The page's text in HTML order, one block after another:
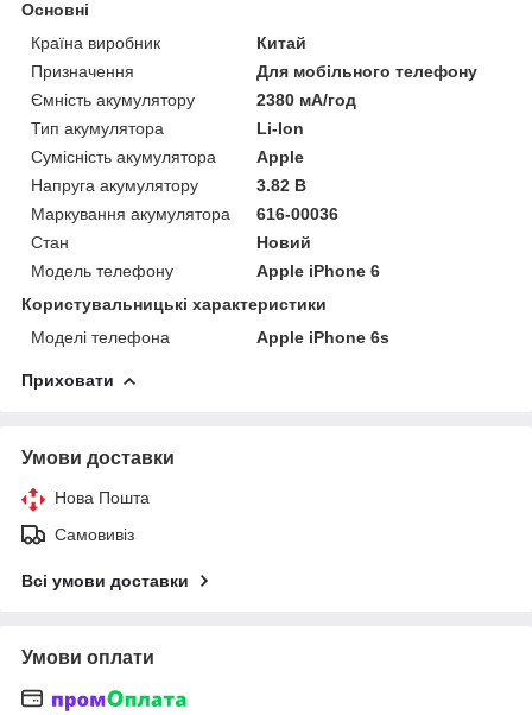
Основні
Країна виробник
Китай
Призначення
Для мобільного телефону
Ємність акумулятору
2380 мА/год
Тип акумулятора
Li-Ion
Сумісність акумулятора
Apple
Напруга акумулятору
3.82 В
Маркування акумулятора
616-00036
Стан
Новий
Модель телефону
Apple iPhone 6
Користувальницькі характеристики
Моделі телефона
Apple iPhone 6s
Приховати
Умови доставки
Нова Пошта
Самовивіз
Всі умови доставки
Умови оплати